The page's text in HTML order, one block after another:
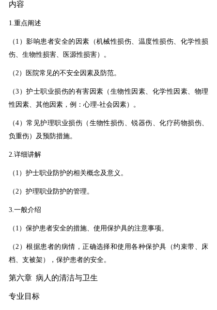
内容
1.重点阐述
（1）影响患者安全的因素（机械性损伤、温度性损伤、化学性损
伤、生物性损害、医源性损害）。
（2）医院常见的不安全因素及防范。
（3）护士职业损伤的有害因素（生物性因素、化学性因素、物理
性因素、其他因素，例：心理-社会因素）。
（4）常见护理职业损伤（生物性损伤、锐器伤、化疗药物损伤、
负重伤）及预防措施。
2.详细讲解
（1）护士职业防护的相关概念及意义。
（2）护理职业防护的管理。
3.一般介绍
（1）保护患者安全的措施、使用保护具的注意事项。
（2）根据患者的病情，正确选择和使用各种保护具（约束带、床
档、支被架），保护患者的安全。
第六章 病人的清洁与卫生
专业目标